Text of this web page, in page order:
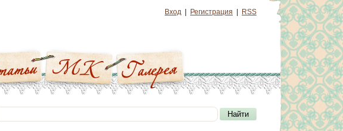
Вход Регистрация RSS